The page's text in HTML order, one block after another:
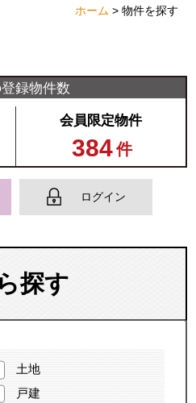
ホーム > 物件を探す
録物件数
会員限定物件
384件
ログイン
探す
土地
戸建